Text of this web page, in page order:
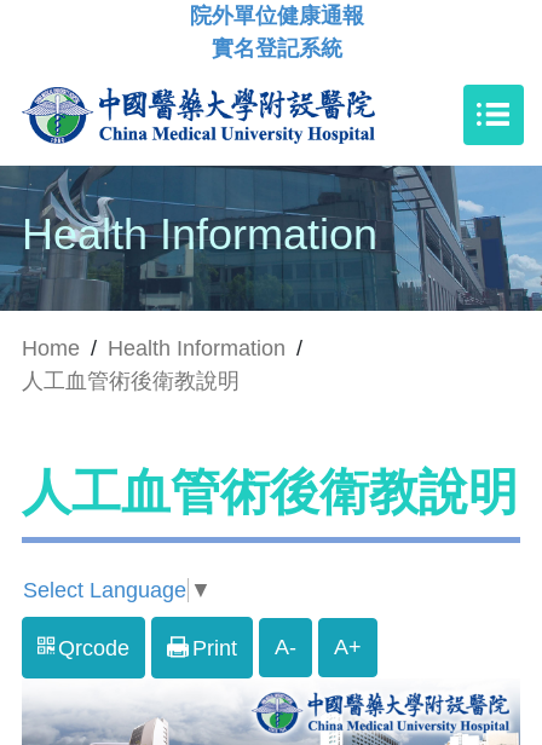
院外單位健康通報
實名登記系統
Health Information
Home / Health Information /
人工血管術後衛教說明
人工血管術後衛教說明
Select Language ▼
Qrcode Print A- A+